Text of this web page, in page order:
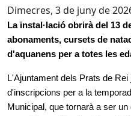
Dimecres, 3 de juny de
La instal·lació obrirà del 13
abonaments, cursets de
d'aquanens per a totes les
L'Ajuntament dels Prats de
d'inscripcions per a la
Municipal, que tornarà a ser